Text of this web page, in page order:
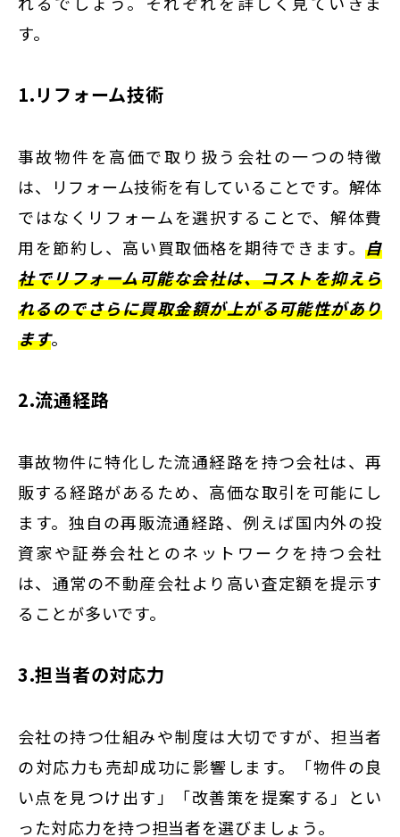
す。
1.リフォーム技術
事故物件を高価で取り扱う会社の一つの特徴
は、リフォーム技術を有していることです。解体
ではなくリフォームを選択することで、解体費
用を節約し、高い買取価格を期待できます。自
社でリフォーム可能な会社は、コストを抑えら
れるのでさらに買取金額が上がる可能性があり
ます。
2.流通経路
事故物件に特化した流通経路を持つ会社は、再
販する経路があるため、高価な取引を可能にし
ます。独自の再販流通経路、例えば国内外の投
資家や証券会社とのネットワークを持つ会社
は、通常の不動産会社より高い査定額を提示す
ることが多いです。
3.担当者の対応力
会社の持つ仕組みや制度は大切ですが、担当者
の対応力も売却成功に影響します。「物件の良
い点を見つけ出す」「改善策を提案する」とい
った対応力を持つ担当者を選びましょう。